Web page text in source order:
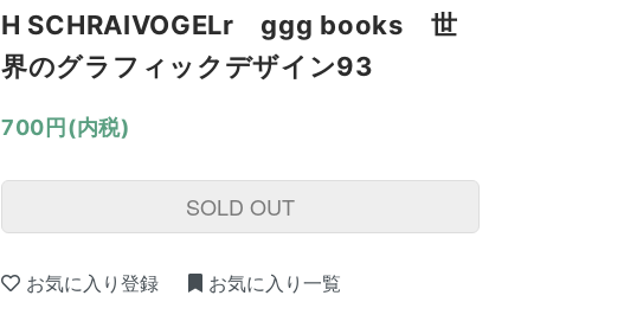
H SCHRAIVOGELr ggg books 世
界のグラフィックデザイン93
700円(内税)
SOLD OUT
お気に入り登録 お気に入り一覧